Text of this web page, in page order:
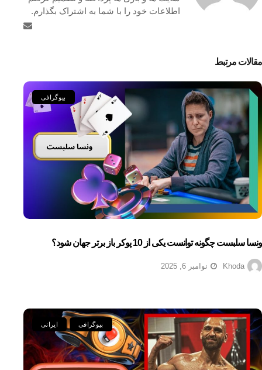
اطلاعات خود را با شما به اشتراک بگذارم.
مقالات مرتبط
بیوگرافی
ونسا سلبست چگونه توانست یکی از 10 پوکر باز برتر جهان شود؟
Khoda نوامبر 6, 2025
ایرانی بیوگرافی